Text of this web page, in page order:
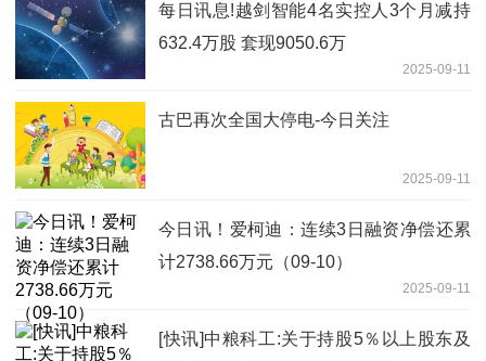
每日讯息!越剑智能4名实控人3个月减持
632.4万股 套现9050.6万
2025-09-11
古巴再次全国大停电-今日关注
2025-09-11
今日讯！爱柯迪：连续3日融资净偿还累
计2738.66万元（09-10）
2025-09-11
[快讯]中粮科工:关于持股5％以上股东及